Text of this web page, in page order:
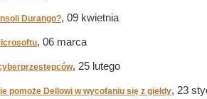
Durango?, 09 kwietnia
, 06 marca
, 25 lutego
pomoże Dellowi w wycofaniu się z giełdy, 23